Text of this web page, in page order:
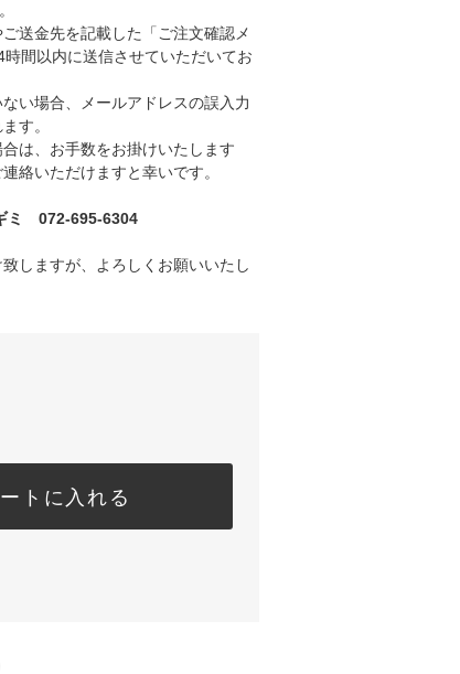
送金先を記載した「ご注文確認メ
間以内に送信させていただいてお
い場合、メールアドレスの誤入力
す。
は、お手数をお掛けいたします
絡いただけますと幸いです。
ミ 072-695-6304
しますが、よろしくお願いいたし
トに入れる